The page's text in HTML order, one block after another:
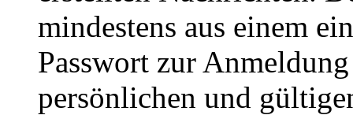
mindestens aus einem
Passwort zur
persönlichen und